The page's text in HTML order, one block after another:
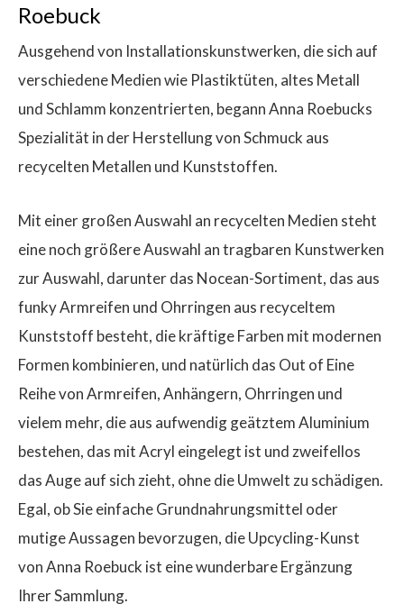
Roebuck
Ausgehend von Installationskunstwerken, die sich auf
verschiedene Medien wie Plastiktüten, altes Metall
und Schlamm konzentrierten, begann Anna Roebucks
Spezialität in der Herstellung von Schmuck aus
recycelten Metallen und Kunststoffen.
Mit einer großen Auswahl an recycelten Medien steht
eine noch größere Auswahl an tragbaren Kunstwerken
zur Auswahl, darunter das Nocean-Sortiment, das aus
funky Armreifen und Ohrringen aus recyceltem
Kunststoff besteht, die kräftige Farben mit modernen
Formen kombinieren, und natürlich das Out of Eine
Reihe von Armreifen, Anhängern, Ohrringen und
vielem mehr, die aus aufwendig geätztem Aluminium
bestehen, das mit Acryl eingelegt ist und zweifellos
das Auge auf sich zieht, ohne die Umwelt zu schädigen.
Egal, ob Sie einfache Grundnahrungsmittel oder
mutige Aussagen bevorzugen, die Upcycling-Kunst
von Anna Roebuck ist eine wunderbare Ergänzung
Ihrer Sammlung.